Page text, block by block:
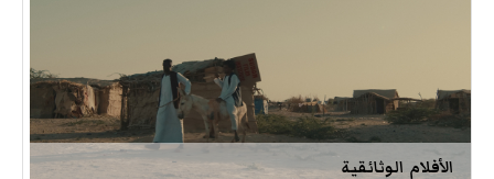
الأفلام الوثائقية